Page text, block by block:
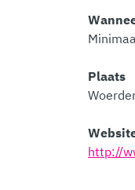
Plaats
http://